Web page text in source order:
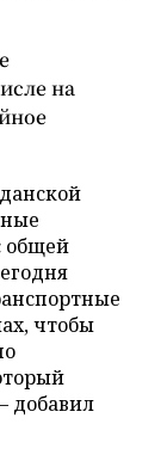
на
общей
чтобы
добавил